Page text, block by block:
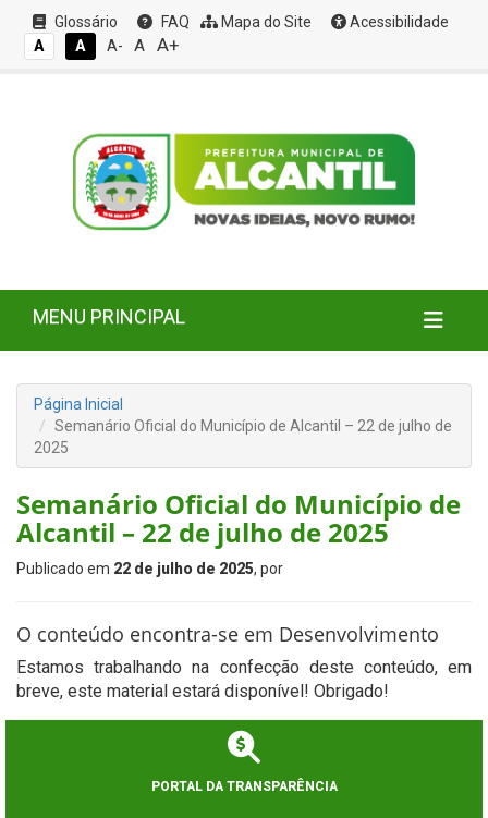
Glossário FAQ Mapa do Site
Acessibilidade
A
A A- A A+
MENU PRINCIPAL
Página Inicial
Semanário Oficial do Município de Alcantil – 22 de julho de
2025
Semanário Oficial do Município de
Alcantil – 22 de julho de 2025
Publicado em 22 de julho de 2025, por
O conteúdo encontra-se em Desenvolvimento
Estamos trabalhando na confecção deste conteúdo, em
breve, este material estará disponível! Obrigado!
PORTAL DA TRANSPARÊNCIA